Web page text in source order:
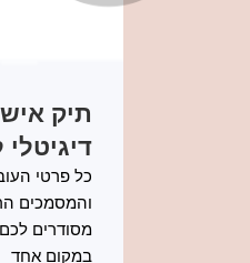
תיק
כל פרטי
והמסמכים
מסודרים
במקום אחד